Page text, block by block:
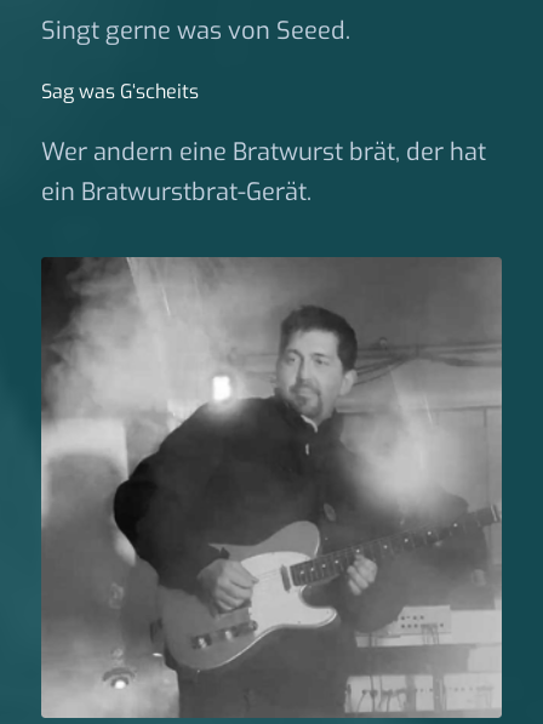
Singt gerne was von Seeed.
Sag was G‘scheits
Wer andern eine Bratwurst brät, der hat
ein Bratwurstbrat-Gerät.